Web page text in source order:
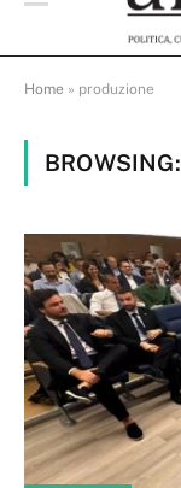
Home » produzione
BROWSING: